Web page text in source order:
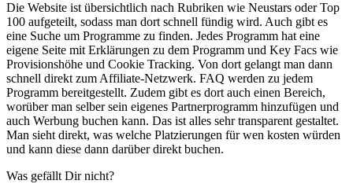
Die Website ist übersichtlich nach Rubriken wie Neustars oder Top
100 aufgeteilt, sodass man dort schnell fündig wird. Auch gibt es
eine Suche um Programme zu finden. Jedes Programm hat eine
eigene Seite mit Erklärungen zu dem Programm und Key Facs wie
Provisionshöhe und Cookie Tracking. Von dort gelangt man dann
schnell direkt zum Affiliate-Netzwerk. FAQ werden zu jedem
Programm bereitgestellt. Zudem gibt es dort auch einen Bereich,
worüber man selber sein eigenes Partnerprogramm hinzufügen und
auch Werbung buchen kann. Das ist alles sehr transparent gestaltet.
Man sieht direkt, was welche Platzierungen für wen kosten würden
und kann diese dann darüber direkt buchen.
Was gefällt Dir nicht?